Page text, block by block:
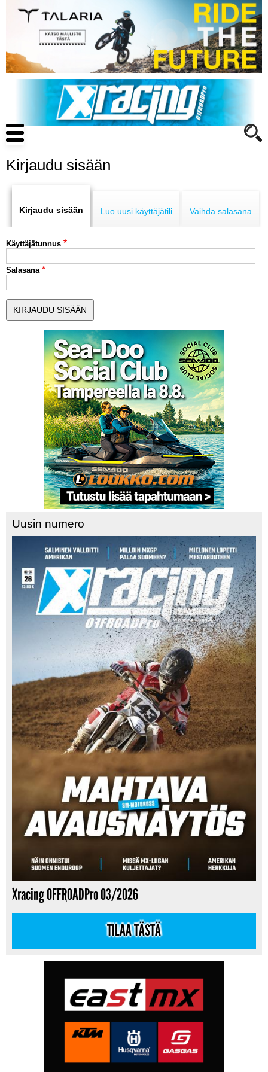
pääsisältöön
Main
navigation
ENDURO
LUE DIGILEHDET
ASIAKASPALVELU JA
OHJEET
MEDIATIEDOT
YHTEYSTIEDOT
Kirjaudu sisään
tabs
Kirjaudu sisään Luo uusi käyttäjätili Vaihda salasana
Käyttäjätunnus
Salasana
Uusin numero
Xracing OFFROADPro 03/2026
TILAA TÄSTÄ